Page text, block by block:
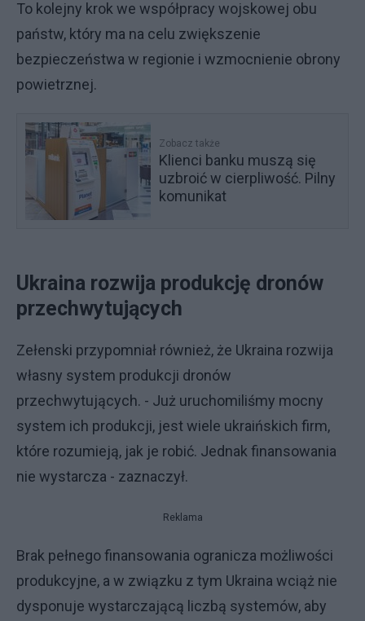
To kolejny krok we współpracy wojskowej obu
państw, który ma na celu zwiększenie
bezpieczeństwa w regionie i wzmocnienie obrony
powietrznej.
Zobacz także
Klienci banku muszą się
uzbroić w cierpliwość. Pilny
komunikat
Ukraina rozwija produkcję dronów
przechwytujących
Zełenski przypomniał również, że Ukraina rozwija
własny system produkcji dronów
przechwytujących. - Już uruchomiliśmy mocny
system ich produkcji, jest wiele ukraińskich firm,
które rozumieją, jak je robić. Jednak finansowania
nie wystarcza - zaznaczył.
Reklama
Brak pełnego finansowania ogranicza możliwości
produkcyjne, a w związku z tym Ukraina wciąż nie
dysponuje wystarczającą liczbą systemów, aby